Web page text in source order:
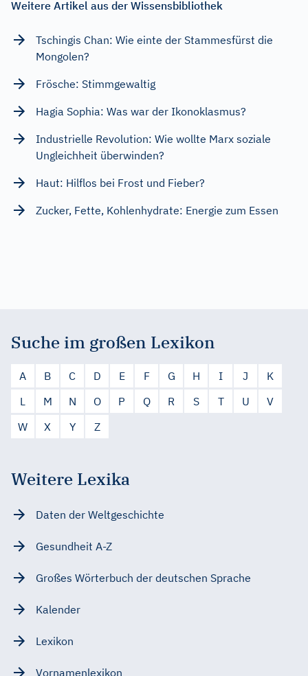
Weitere Artikel aus der Wissensbibliothek
Tschingis Chan: Wie einte der Stammesfürst die
Mongolen?
Frösche: Stimmgewaltig
Hagia Sophia: Was war der Ikonoklasmus?
Industrielle Revolution: Wie wollte Marx soziale
Ungleichheit überwinden?
Haut: Hilflos bei Frost und Fieber?
Zucker, Fette, Kohlenhydrate: Energie zum Essen
Suche im großen Lexikon
A B C D E F G H I J
K
L
M N O P Q R S T U
V
W
X Y Z
Weitere Lexika
Daten der Weltgeschichte
Gesundheit A-Z
Großes Wörterbuch der deutschen Sprache
Kalender
Lexikon
Vornamenlexikon